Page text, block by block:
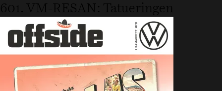
601. VM-RESAN: Tatueringen